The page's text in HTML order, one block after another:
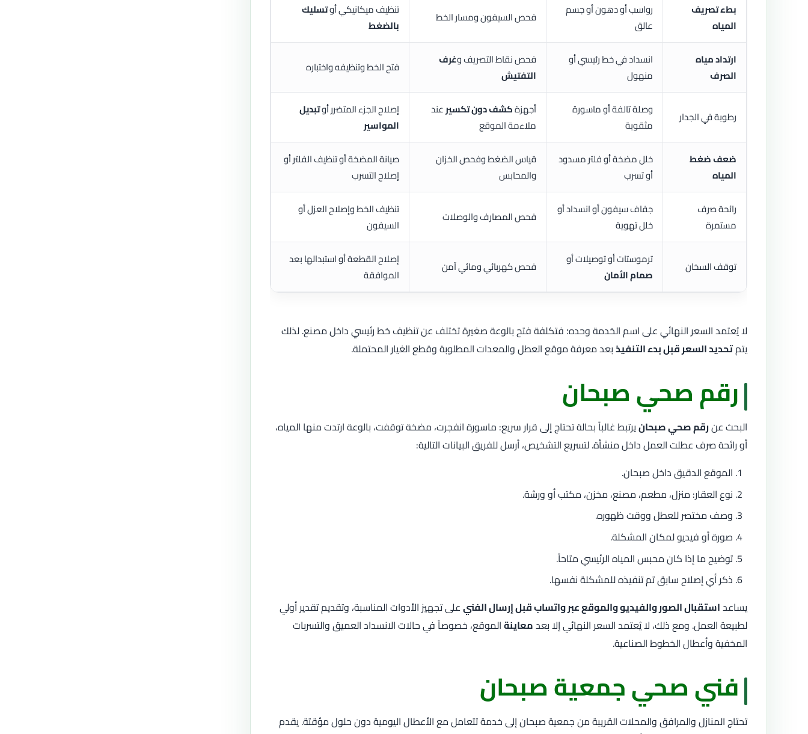
بطء تصريف
المياه
رواسب أو دهون أو جسم
عالق
فحص السيفون ومسار الخط تنظيف ميكانيكي أوتسليك
بالضغط
ارتداد مياه
الصرف
انسداد في خط رئيسي أو
منهول
فحص نقاط التصريف وغرف
التفتيش
فتح الخط وتنظيفه واختباره
رطوبة في الجدار
وصلة تالفة أو ماسورة
مثقوبة
أجهزةكشف دون تكسيرعند
ملاءمة الموقع
إصلاح الجزء المتضرر أوتبديل
المواسير
ضعف ضغط
المياه
خلل مضخة أو فلتر مسدود
أو تسرب
قياس الضغط وفحص الخزان
والمحابس
صيانة المضخة أو تنظيف الفلتر أو
إصلاح التسرب
رائحة صرف
مستمرة
جفاف سيفون أو انسداد أو
خلل تهوية
فحص المصارف والوصلات
تنظيف الخط وإصلاح العزل أو
السيفون
توقف السخان
ترموستات أو توصيلات أو
صمام الأمان
فحص كهربائي ومائي آمن
إصلاح القطعة أو استبدالها بعد
الموافقة
لا يُعتمد السعر النهائي على اسم الخدمة وحده؛ فتكلفة فتح بالوعة صغيرة تختلف عن تنظيف خط رئيسي داخل مصنع. لذلك
يتمتحديد السعر قبل بدء التنفيذبعد معرفة موقع العطل والمعدات المطلوبة وقطع الغيار المحتملة.
رقم صحي صبحان
البحث عنرقم صحي صبحانيرتبط غالباً بحالة تحتاج إلى قرار سريع: ماسورة انفجرت، مضخة توقفت، بالوعة ارتدت منها المياه،
أو رائحة صرف عطلت العمل داخل منشأة. لتسريع التشخيص، أرسل للفريق البيانات التالية:
الموقع الدقيق داخل صبحان.
نوع العقار: منزل، مطعم، مصنع، مخزن، مكتب أو ورشة.
وصف مختصر للعطل ووقت ظهوره.
صورة أو فيديو لمكان المشكلة.
توضيح ما إذا كان محبس المياه الرئيسي متاحاً.
ذكر أي إصلاح سابق تم تنفيذه للمشكلة نفسها.
يساعداستقبال الصور والفيديو والموقع عبر واتساب قبل إرسال الفنيعلى تجهيز الأدوات المناسبة، وتقديم تقدير أولي
لطبيعة العمل. ومع ذلك، لا يُعتمد السعر النهائي إلا بعدمعاينةالموقع، خصوصاً في حالات الانسداد العميق والتسربات
المخفية وأعطال الخطوط الصناعية.
فني صحي جمعية صبحان
تحتاج المنازل والمرافق والمحلات القريبة من جمعية صبحان إلى خدمة تتعامل مع الأعطال اليومية دون حلول مؤقتة. يقدم